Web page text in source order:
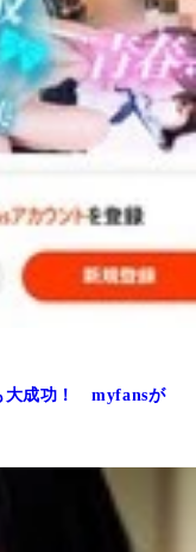
大成功！ myfansが